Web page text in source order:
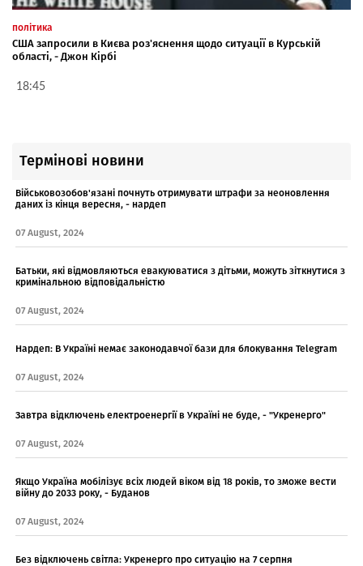
політика
США запросили в Києва роз'яснення щодо ситуації в Курській
області, - Джон Кірбі
18:45
Термінові новини
Військовозобов'язані почнуть отримувати штрафи за неоновлення
даних із кінця вересня, - нардеп
07 August, 2024
Батьки, які відмовляються евакуюватися з дітьми, можуть зіткнутися з
кримінальною відповідальністю
07 August, 2024
Нардеп: В Україні немає законодавчої бази для блокування Telegram
07 August, 2024
Завтра відключень електроенергії в Україні не буде, - "Укренерго"
07 August, 2024
Якщо Україна мобілізує всіх людей віком від 18 років, то зможе вести
війну до 2033 року, - Буданов
07 August, 2024
Без відключень світла: Укренерго про ситуацію на 7 серпня